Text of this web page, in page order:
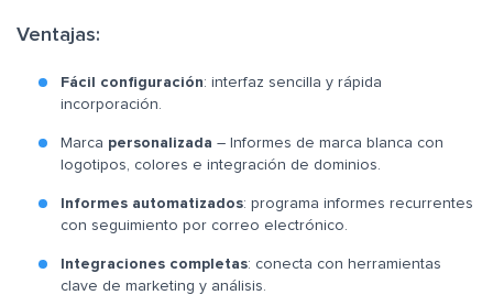
Ventajas:
Fácil configuración: interfaz sencilla y rápida
incorporación.
Marca personalizada – Informes de marca blanca con
logotipos, colores e integración de dominios.
Informes automatizados: programa informes recurrentes
con seguimiento por correo electrónico.
Integraciones completas: conecta con herramientas
clave de marketing y análisis.